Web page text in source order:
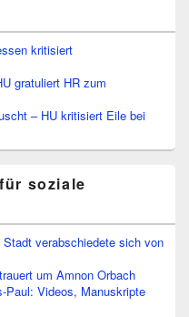
kritisiert
gratuliert HR zum
– HU kritisiert Eile bei
soziale
verabschiedete sich von
um Amnon Orbach
Paul: Videos, Manuskripte